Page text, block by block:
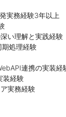
実務経験3年以上
い理解と実践経験
処理経験
連携の実装経
装経験
実務経験